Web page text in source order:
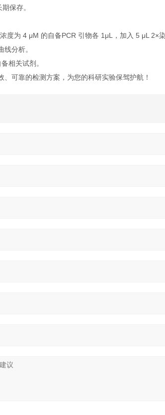
保存。
度为 4 μM 的自备PCR 引物各 1μL，加入 5 μL 2×
分析。
相关试剂。
、可靠的检测方案，为您的科研实验保驾护航！